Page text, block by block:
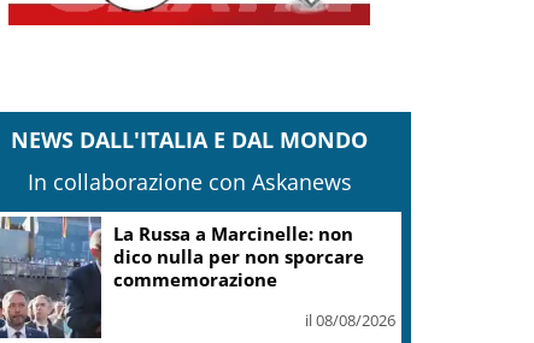
NEWS DALL'ITALIA E DAL MONDO
In collaborazione con Askanews
La Russa a Marcinelle: non
dico nulla per non sporcare
commemorazione
il 08/08/2026